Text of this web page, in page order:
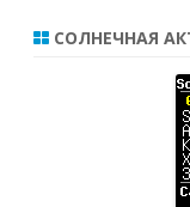
СОЛНЕЧНАЯ